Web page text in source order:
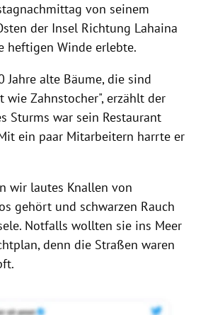
von seinem
der Insel Richtung Lahaina
heftigen Winde erlebte.
Jahre alte Bäume, die sind
wie Zahnstocher", erzählt der
Sturms war sein Restaurant
ein paar Mitarbeitern harrte er
wir lautes Knallen von
gehört und schwarzen Rauch
Notfalls wollten sie ins Meer
denn die Straßen waren